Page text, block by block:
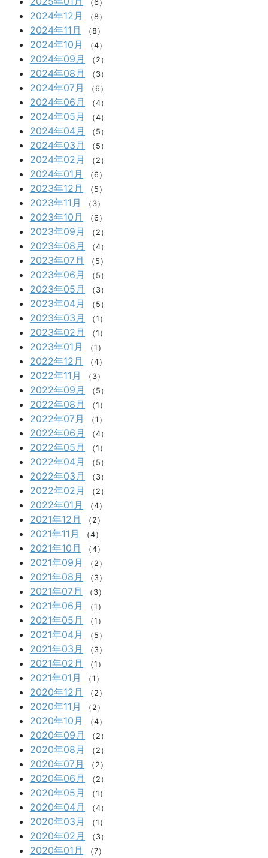
（6）
2024年12月 （8）
2024年11月 （8）
2024年10月 （4）
2024年09月 （2）
2024年08月 （3）
2024年07月 （6）
2024年06月 （4）
2024年05月 （4）
2024年04月 （5）
2024年03月 （5）
2024年02月 （2）
2024年01月 （6）
2023年12月 （5）
2023年11月 （3）
2023年10月 （6）
2023年09月 （2）
2023年08月 （4）
2023年07月 （5）
2023年06月 （5）
2023年05月 （3）
2023年04月 （5）
2023年03月 （1）
2023年02月 （1）
2023年01月 （1）
2022年12月 （4）
2022年11月 （3）
2022年09月 （5）
2022年08月 （1）
2022年07月 （1）
2022年06月 （4）
2022年05月 （1）
2022年04月 （5）
2022年03月 （3）
2022年02月 （2）
2022年01月 （4）
2021年12月 （2）
2021年11月 （4）
2021年10月 （4）
2021年09月 （2）
2021年08月 （3）
2021年07月 （3）
2021年06月 （1）
2021年05月 （1）
2021年04月 （5）
2021年03月 （3）
2021年02月 （1）
2021年01月 （1）
2020年12月 （2）
2020年11月 （2）
2020年10月 （4）
2020年09月 （2）
2020年08月 （2）
2020年07月 （2）
2020年06月 （2）
2020年05月 （1）
2020年04月 （4）
2020年03月 （1）
2020年02月 （3）
2020年01月 （7）